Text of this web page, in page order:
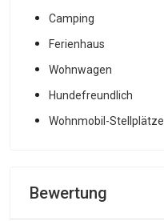
Camping
Ferienhaus
Wohnwagen
Hundefreundlich
Wohnmobil-Stellplätze
Bewertung